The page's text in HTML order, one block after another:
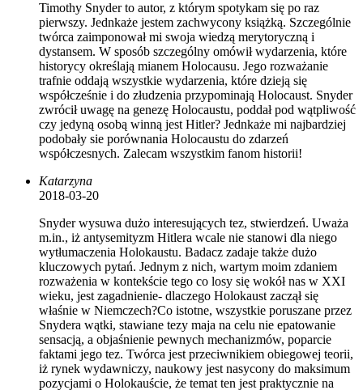
Timothy Snyder to autor, z którym spotykam się po raz
pierwszy. Jednkaże jestem zachwycony książką. Szczególnie
twórca zaimponował mi swoja wiedzą merytoryczną i
dystansem. W sposób szczególny omówił wydarzenia, które
historycy określają mianem Holocausu. Jego rozważanie
trafnie oddają wszystkie wydarzenia, które dzieją się
współcześnie i do złudzenia przypominają Holocaust. Snyder
zwrócił uwagę na genezę Holocaustu, poddał pod wątpliwość
czy jedyną osobą winną jest Hitler? Jednkaże mi najbardziej
podobały sie porównania Holocaustu do zdarzeń
współczesnych. Zalecam wszystkim fanom historii!
Katarzyna
2018-03-20
Snyder wysuwa dużo interesujących tez, stwierdzeń. Uważa
m.in., iż antysemityzm Hitlera wcale nie stanowi dla niego
wytłumaczenia Holokaustu. Badacz zadaje także dużo
kluczowych pytań. Jednym z nich, wartym moim zdaniem
rozważenia w kontekście tego co losy się wokół nas w XXI
wieku, jest zagadnienie- dlaczego Holokaust zaczął się
właśnie w Niemczech?Co istotne, wszystkie poruszane przez
Snydera wątki, stawiane tezy maja na celu nie epatowanie
sensacją, a objaśnienie pewnych mechanizmów, poparcie
faktami jego tez. Twórca jest przeciwnikiem obiegowej teorii,
iż rynek wydawniczy, naukowy jest nasycony do maksimum
pozycjami o Holokauście, że temat ten jest praktycznie na